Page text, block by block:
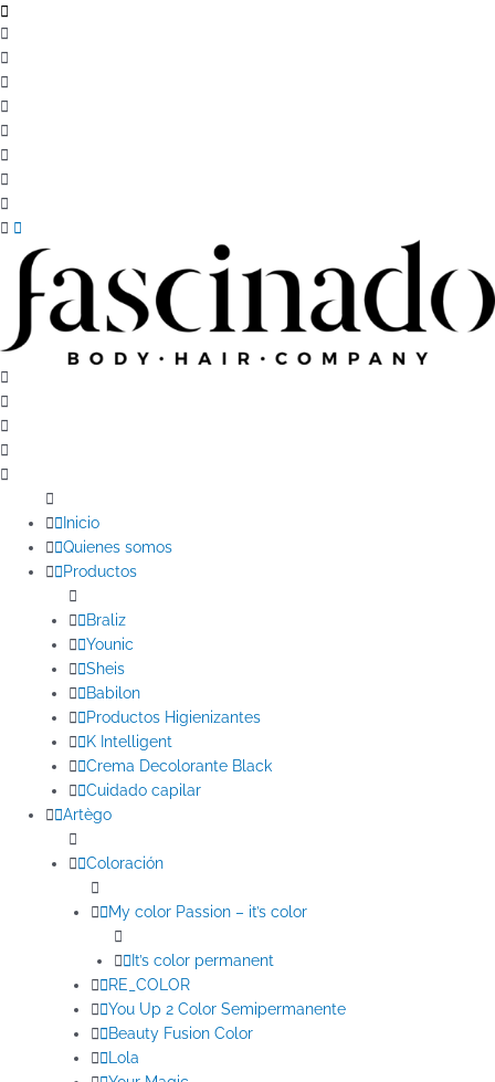
Inicio
Quienes somos
Productos
Braliz
Younic
Sheis
Babilon
Productos Higienizantes
K Intelligent
Crema Decolorante Black
Cuidado capilar
Artègo
Coloración
My color Passion – it’s color
It’s color permanent
RE_COLOR
You Up 2 Color Semipermanente
Beauty Fusion Color
Lola